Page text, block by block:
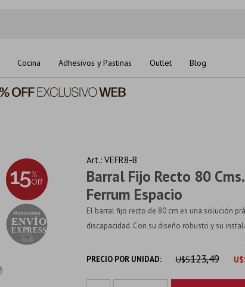
Cocina Adhesivos y Pastinas Outlet Blog
Barral Fijo Recto 80
Ferrum Espacio
VEFR8-B
El barral fijo recto de 80 cm es una solución
discapacidad. Con su diseño robusto y su
PRECIO POR UNIDAD: U$S123,49